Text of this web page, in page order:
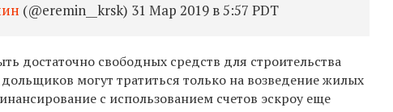
(@eremin__krsk) 31 Мар 2019 в 5:57 PDT
достаточно свободных средств для строительства
могут тратиться только на возведение жилых
с использованием счетов эскроу еще